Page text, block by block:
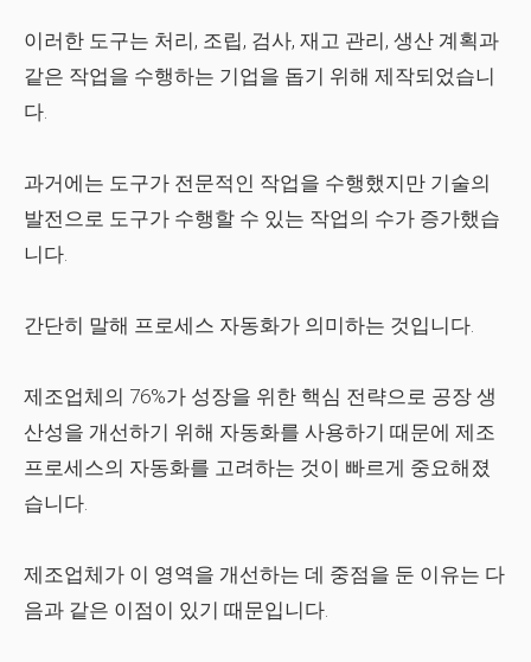
이러한 도구는 처리, 조립, 검사, 재고 관리, 생산 계획과
같은 작업을 수행하는 기업을 돕기 위해 제작되었습니
다.
과거에는 도구가 전문적인 작업을 수행했지만 기술의
발전으로 도구가 수행할 수 있는 작업의 수가 증가했습
니다.
간단히 말해 프로세스 자동화가 의미하는 것입니다.
제조업체의 76%가 성장을 위한 핵심 전략으로 공장 생
산성을 개선하기 위해 자동화를 사용하기 때문에 제조
프로세스의 자동화를 고려하는 것이 빠르게 중요해졌
습니다.
제조업체가 이 영역을 개선하는 데 중점을 둔 이유는 다
음과 같은 이점이 있기 때문입니다.